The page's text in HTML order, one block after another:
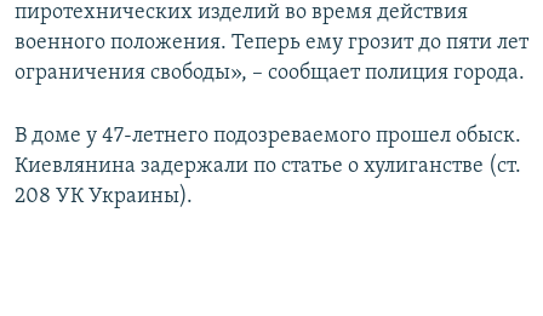
пиротехнических изделий во время действия
военного положения. Теперь ему грозит до пяти лет
ограничения свободы», – сообщает полиция города.
В доме у 47-летнего подозреваемого прошел обыск.
Киевлянина задержали по статье о хулиганстве (ст.
208 УК Украины).